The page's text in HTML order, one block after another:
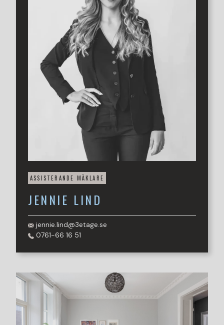
ASSISTERANDE MÄKLARE
JENNIE LIND
jennie.lind@3etage.se
0761-66 16 51